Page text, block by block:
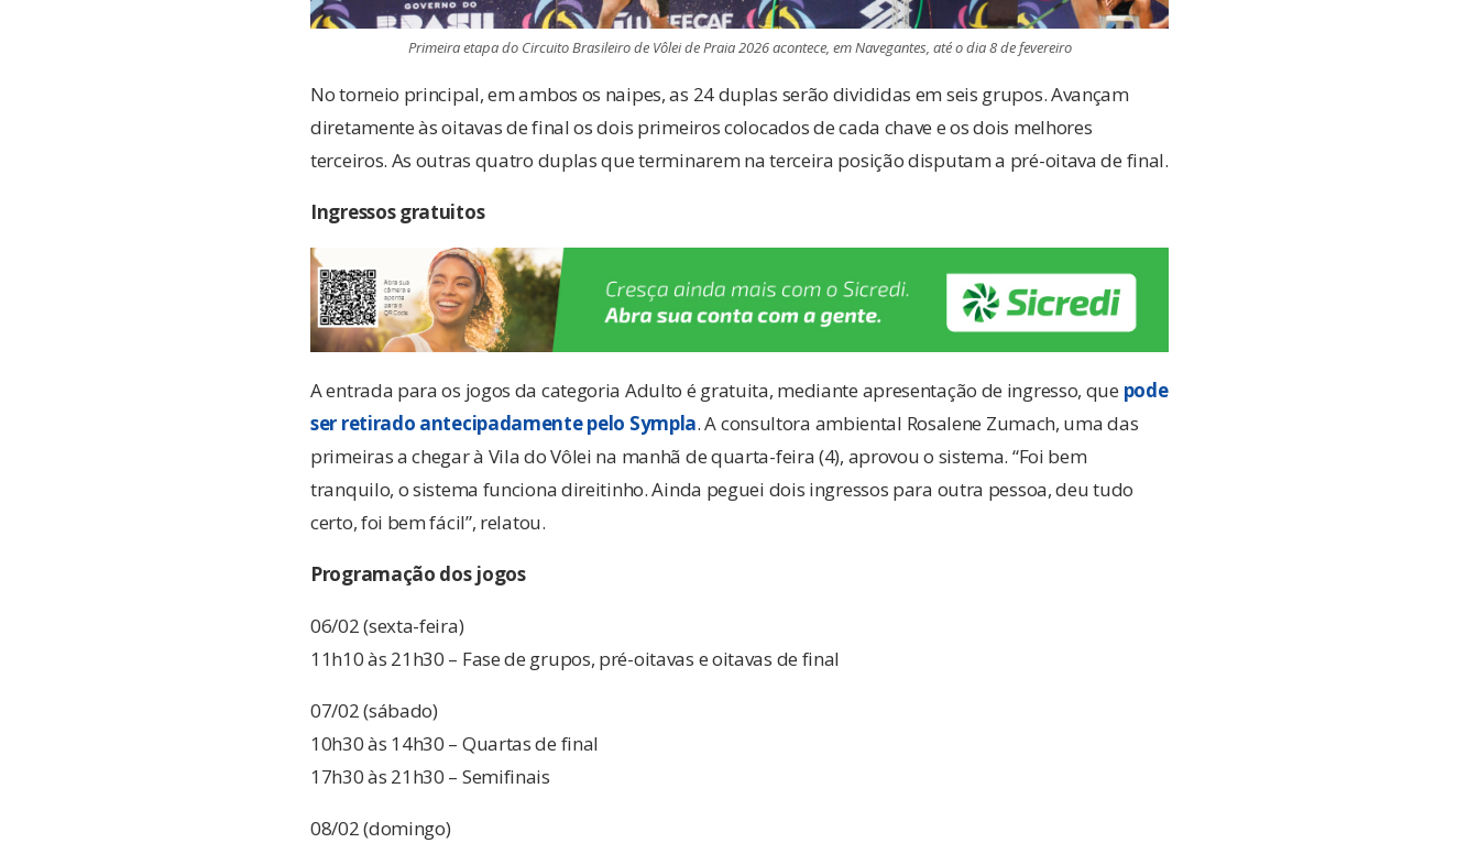
Primeira etapa do Circuito Brasileiro de Vôlei de Praia 2026 acontece, em Navegantes, até o dia 8 de fevereiro
No torneio principal, em ambos os naipes, as 24 duplas serão divididas em seis grupos. Avançam
diretamente às oitavas de final os dois primeiros colocados de cada chave e os dois melhores
terceiros. As outras quatro duplas que terminarem na terceira posição disputam a pré-oitava de final.
Ingressos gratuitos
A entrada para os jogos da categoria Adulto é gratuita, mediante apresentação de ingresso, que pode
ser retirado antecipadamente pelo Sympla. A consultora ambiental Rosalene Zumach, uma das
primeiras a chegar à Vila do Vôlei na manhã de quarta-feira (4), aprovou o sistema. “Foi bem
tranquilo, o sistema funciona direitinho. Ainda peguei dois ingressos para outra pessoa, deu tudo
certo, foi bem fácil”, relatou.
Programação dos jogos
06/02 (sexta-feira)
11h10 às 21h30 – Fase de grupos, pré-oitavas e oitavas de final
07/02 (sábado)
10h30 às 14h30 – Quartas de final
17h30 às 21h30 – Semifinais
08/02 (domingo)